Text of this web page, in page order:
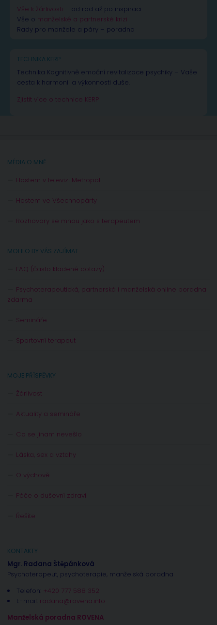
Vše k žárlivosti – od rad až po inspiraci
Vše o manželské a partnerské krizi
Rady pro manžele a páry – poradna
TECHNIKA KERP
Technika Kognitivně emoční revitalizace psychiky – Vaše
cesta k harmonii a výkonnosti duše.
Zjistit více o technice KERP
MÉDIA O MNĚ
Hostem v televizi Metropol
Hostem ve Všechnopárty
Rozhovory se mnou jako s terapeutem
MOHLO BY VÁS ZAJÍMAT
FAQ (často kladené dotazy)
Psychoterapeutická, partnerská i manželská online poradna
zdarma
Semináře
Sportovní terapeut
MOJE PŘÍSPĚVKY
Žárlivost
Aktuality a semináře
Co se jinam nevešlo
Láska, sex a vztahy
O výchově
Péče o duševní zdraví
Řešíte
KONTAKTY
Mgr. Radana Štěpánková
Psychoterapeut, psychoterapie, manželská poradna
Telefon: +420 777 588 352
E-mail: radana@rovena.info
Manželská poradna ROVENA